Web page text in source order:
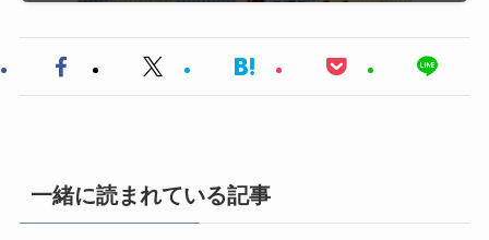
一緒に読まれている記事